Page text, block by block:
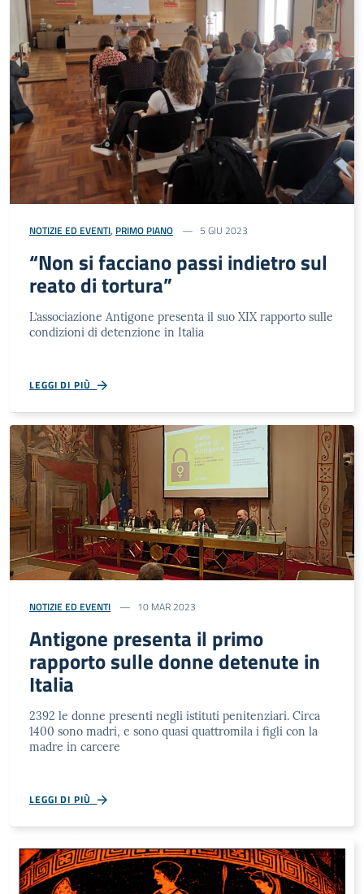
NOTIZIE ED EVENTI, PRIMO PIANO 5 GIU 2023
“Non si facciano passi indietro sul
reato di tortura”
L’associazione Antigone presenta il suo XIX rapporto sulle
condizioni di detenzione in Italia
LEGGI DI PIÙ
NOTIZIE ED EVENTI 10 MAR 2023
Antigone presenta il primo
rapporto sulle donne detenute in
Italia
2392 le donne presenti negli istituti penitenziari. Circa
1400 sono madri, e sono quasi quattromila i figli con la
madre in carcere
LEGGI DI PIÙ